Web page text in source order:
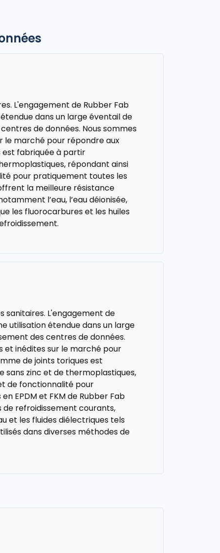
L'engagement de Rubber Fab
dans un large éventail de
de données. Nous sommes
le marché pour répondre aux
est fabriquée à partir
répondant ainsi
pour pratiquement toutes les
la meilleure résistance
l’eau, l’eau déionisée,
les fluorocarbures et les huiles
sanitaires. L'engagement de
utilisation étendue dans un large
des centres de données.
et inédites sur le marché pour
de joints toriques est
sans zinc et de thermoplastiques,
de fonctionnalité pour
EPDM et FKM de Rubber Fab
refroidissement courants,
et les fluides diélectriques tels
dans diverses méthodes de